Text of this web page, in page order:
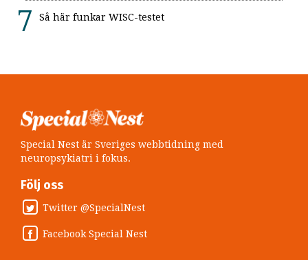
Så här funkar WISC-testet
Special Nest är Sveriges webbtidning med
neuropsykiatri i fokus.
Följ oss
Twitter @SpecialNest
Facebook Special Nest